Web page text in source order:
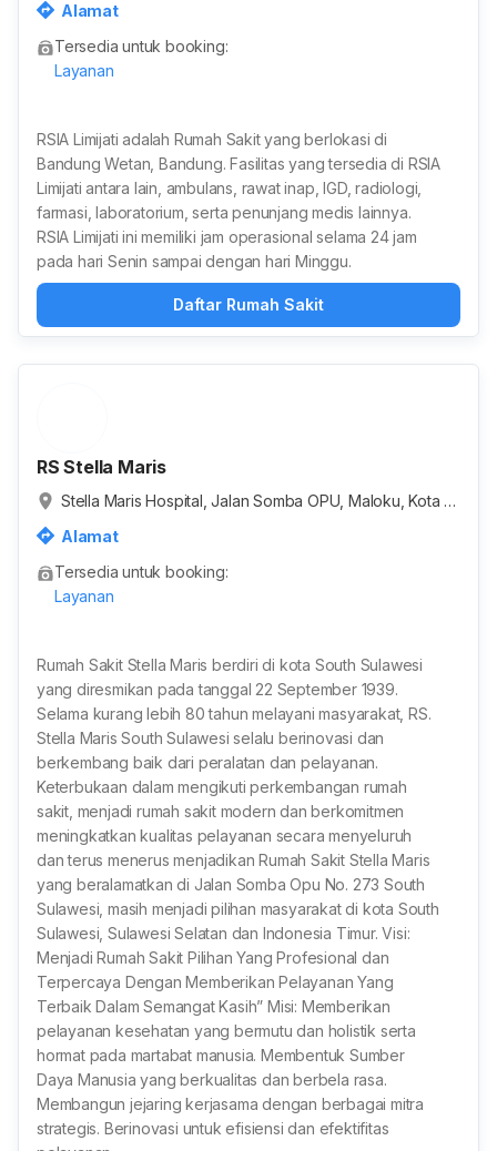
Alamat
Tersedia untuk booking:
Layanan
RSIA Limijati adalah Rumah Sakit yang berlokasi di
Bandung Wetan, Bandung. Fasilitas yang tersedia di RSIA
Limijati antara lain, ambulans, rawat inap, IGD, radiologi,
farmasi, laboratorium, serta penunjang medis lainnya.
RSIA Limijati ini memiliki jam operasional selama 24 jam
pada hari Senin sampai dengan hari Minggu.
Daftar Rumah Sakit
RS Stella Maris
Stella Maris Hospital, Jalan Somba OPU, Maloku, Kota M
Alamat
Tersedia untuk booking:
Layanan
Rumah Sakit Stella Maris berdiri di kota South Sulawesi
yang diresmikan pada tanggal 22 September 1939.
Selama kurang lebih 80 tahun melayani masyarakat, RS.
Stella Maris South Sulawesi selalu berinovasi dan
berkembang baik dari peralatan dan pelayanan.
Keterbukaan dalam mengikuti perkembangan rumah
sakit, menjadi rumah sakit modern dan berkomitmen
meningkatkan kualitas pelayanan secara menyeluruh
dan terus menerus menjadikan Rumah Sakit Stella Maris
yang beralamatkan di Jalan Somba Opu No. 273 South
Sulawesi, masih menjadi pilihan masyarakat di kota South
Sulawesi, Sulawesi Selatan dan Indonesia Timur. Visi:
Menjadi Rumah Sakit Pilihan Yang Profesional dan
Terpercaya Dengan Memberikan Pelayanan Yang
Terbaik Dalam Semangat Kasih” Misi: Memberikan
pelayanan kesehatan yang bermutu dan holistik serta
hormat pada martabat manusia. Membentuk Sumber
Daya Manusia yang berkualitas dan berbela rasa.
Membangun jejaring kerjasama dengan berbagai mitra
strategis. Berinovasi untuk efisiensi dan efektifitas